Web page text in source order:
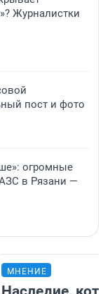
Журналистки
пост и фото
огромные
в Рязани —
МНЕНИЕ